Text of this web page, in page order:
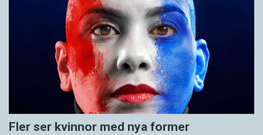
Fler ser kvinnor med nya former